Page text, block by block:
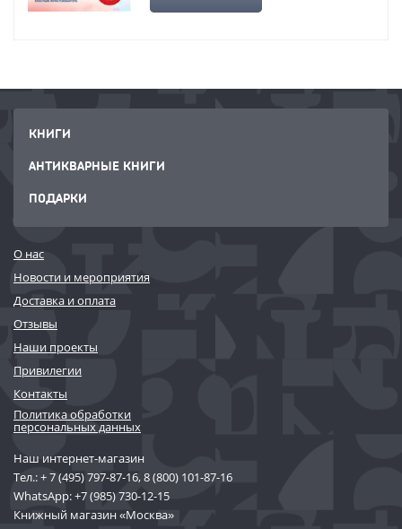
КНИГИ
АНТИКВАРНЫЕ КНИГИ
ПОДАРКИ
О нас
Новости и мероприятия
Доставка и оплата
Отзывы
Наши проекты
Привилегии
Контакты
Политика обработки
персональных данных
Наш интернет-магазин
Тел.:+ 7 (495) 797-87-16,8 (800) 101-87-16
WhatsApp:+7 (985) 730-12-15
Книжный магазин «Москва»